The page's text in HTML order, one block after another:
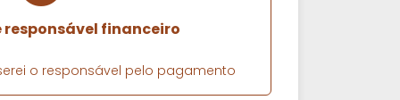
responsável financeiro
o responsável pelo pagamento